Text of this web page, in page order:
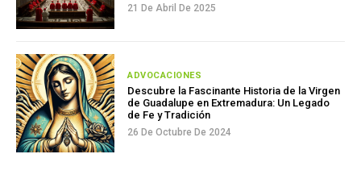
21 De Abril De 2025
ADVOCACIONES
Descubre la Fascinante Historia de la Virgen
de Guadalupe en Extremadura: Un Legado
de Fe y Tradición
26 De Octubre De 2024